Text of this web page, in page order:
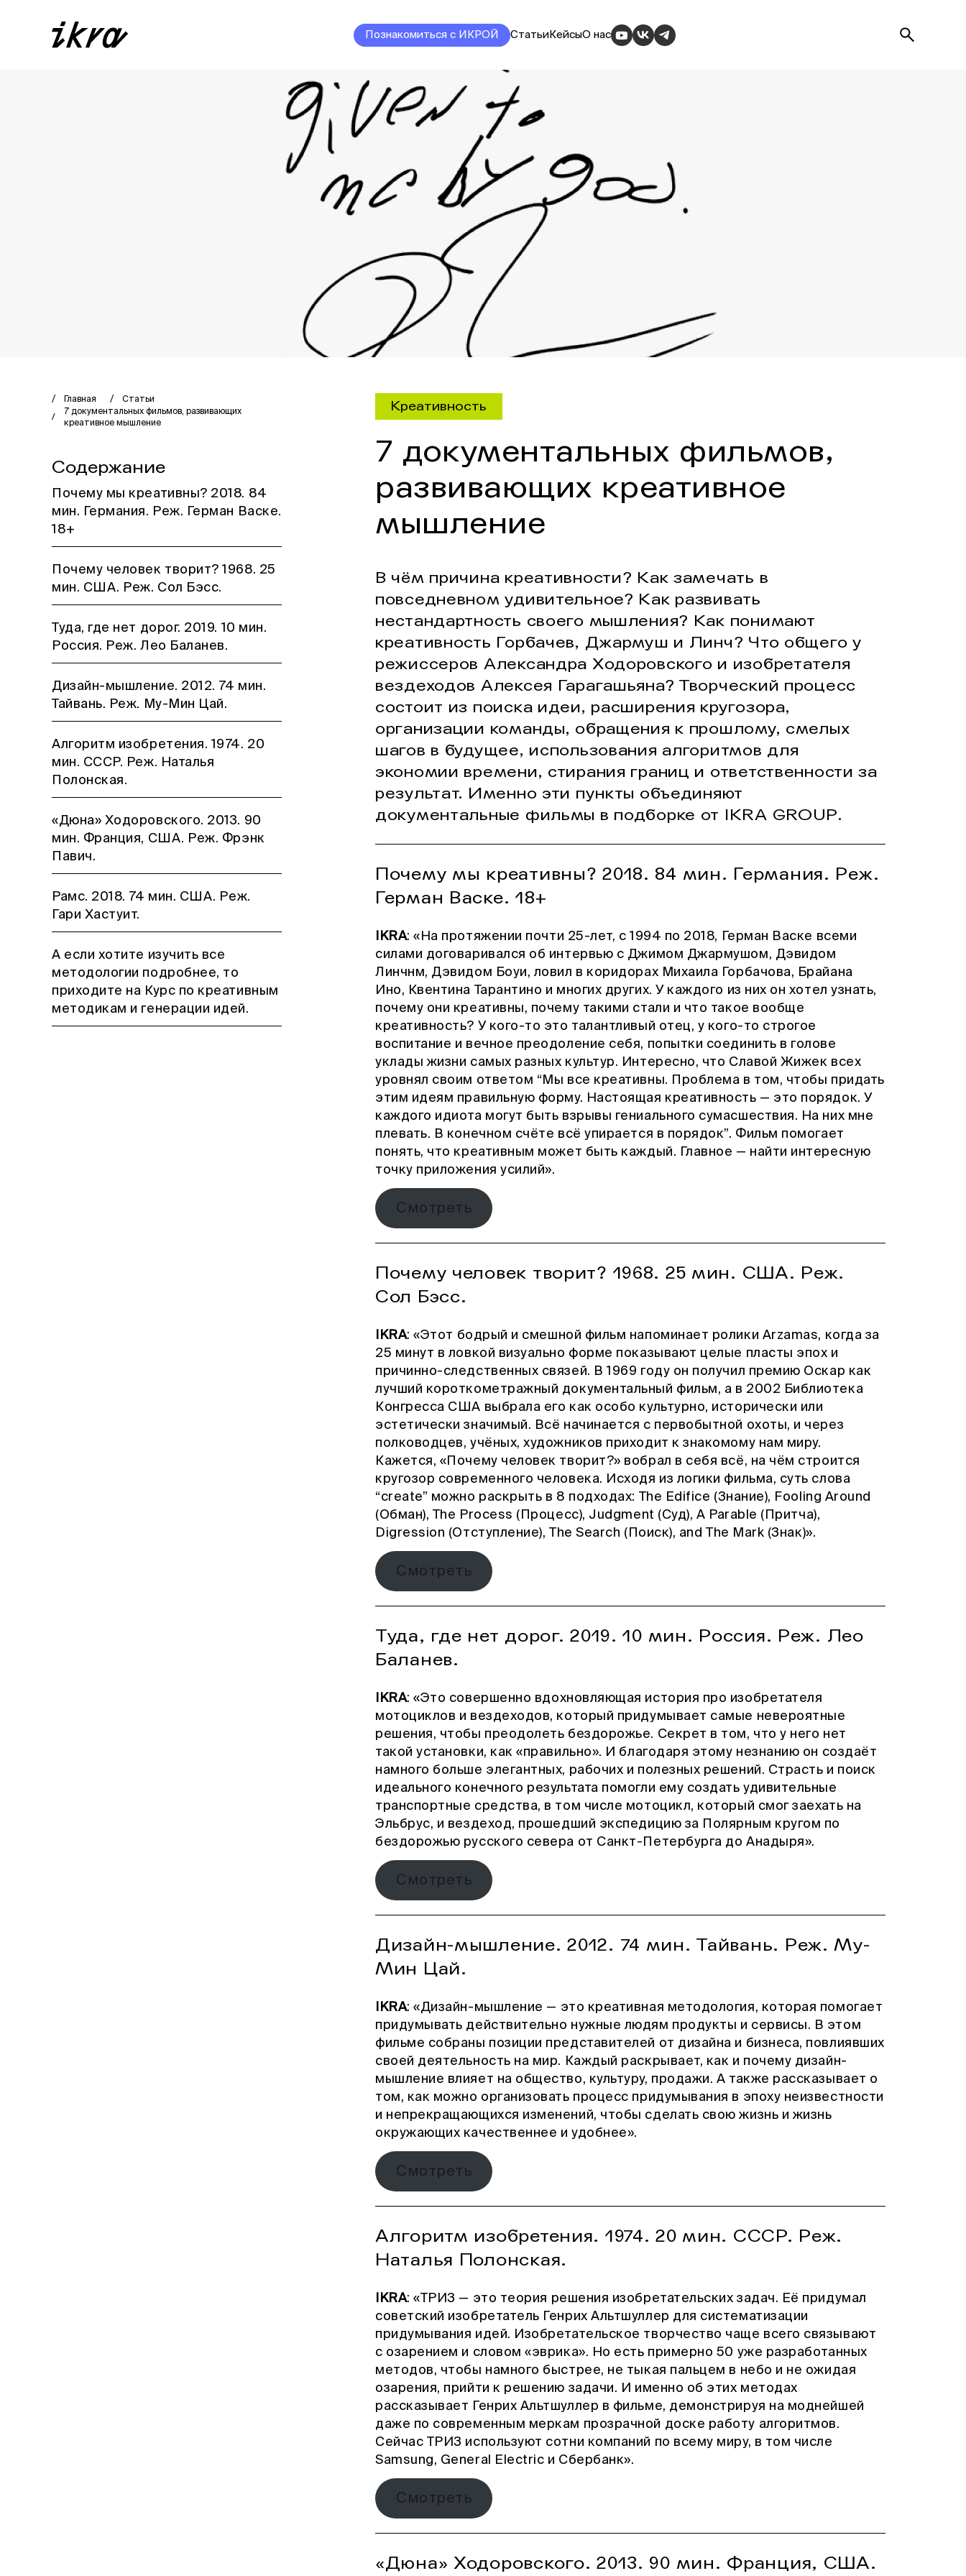
Познакомиться с ИКРОЙ СтатьиКейсыО нас
Главная
Статьи
7 документальных фильмов, развивающих
креативное мышление
Содержание
Почему мы креативны? 2018. 84
мин. Германия. Реж. Герман Васке.
18+
Почему человек творит? 1968. 25
мин. США. Реж. Сол Бэсс.
Туда, где нет дорог. 2019. 10 мин.
Россия. Реж. Лео Баланев.
Дизайн-мышление. 2012. 74 мин.
Тайвань. Реж. Му-Мин Цай.
Алгоритм изобретения. 1974. 20
мин. СССР. Реж. Наталья
Полонская.
«Дюна» Ходоровского. 2013. 90
мин. Франция, США. Реж. Фрэнк
Павич.
Рамс. 2018. 74 мин. США. Реж.
Гари Хастуит.
А если хотите изучить все
методологии подробнее, то
приходите на Курс по креативным
методикам и генерации идей.
Креативность
7 документальных фильмов,
развивающих креативное
мышление
В чём причина креативности? Как замечать в
повседневном удивительное? Как развивать
нестандартность своего мышления? Как понимают
креативность Горбачев, Джармуш и Линч? Что общего у
режиссеров Александра Ходоровского и изобретателя
вездеходов Алексея Гарагашьяна? Творческий процесс
состоит из поиска идеи, расширения кругозора,
организации команды, обращения к прошлому, смелых
шагов в будущее, использования алгоритмов для
экономии времени, стирания границ и ответственности за
результат. Именно эти пункты объединяют
документальные фильмы в подборке от IKRA GROUP.
Почему мы креативны? 2018. 84 мин. Германия. Реж.
Герман Васке. 18+
IKRA: «На протяжении почти 25-лет, с 1994 по 2018, Герман Васке всеми
силами договаривался об интервью с Джимом Джармушом, Дэвидом
Линчнм, Дэвидом Боуи, ловил в коридорах Михаила Горбачова, Брайана
Ино, Квентина Тарантино и многих других. У каждого из них он хотел узнать,
почему они креативны, почему такими стали и что такое вообще
креативность? У кого-то это талантливый отец, у кого-то строгое
воспитание и вечное преодоление себя, попытки соединить в голове
уклады жизни самых разных культур. Интересно, что Славой Жижек всех
уровнял своим ответом “Мы все креативны. Проблема в том, чтобы придать
этим идеям правильную форму. Настоящая креативность — это порядок. У
каждого идиота могут быть взрывы гениального сумасшествия. На них мне
плевать. В конечном счёте всё упирается в порядок”. Фильм помогает
понять, что креативным может быть каждый. Главное — найти интересную
точку приложения усилий».
Смотреть
Почему человек творит? 1968. 25 мин. США. Реж.
Сол Бэсс.
IKRA: «Этот бодрый и смешной фильм напоминает ролики Arzamas, когда за
25 минут в ловкой визуально форме показывают целые пласты эпох и
причинно-следственных связей. В 1969 году он получил премию Оскар как
лучший короткометражный документальный фильм, а в 2002 Библиотека
Конгресса США выбрала его как особо культурно, исторически или
эстетически значимый. Всё начинается с первобытной охоты, и через
полководцев, учёных, художников приходит к знакомому нам миру.
Кажется, «Почему человек творит?» вобрал в себя всё, на чём строится
кругозор современного человека. Исходя из логики фильма, суть слова
“create” можно раскрыть в 8 подходах: The Edifice (Знание), Fooling Around
(Обман), The Process (Процесс), Judgment (Суд), A Parable (Притча),
Digression (Отступление), The Search (Поиск), and The Mark (Знак)».
Смотреть
Туда, где нет дорог. 2019. 10 мин. Россия. Реж. Лео
Баланев.
IKRA: «Это совершенно вдохновляющая история про изобретателя
мотоциклов и вездеходов, который придумывает самые невероятные
решения, чтобы преодолеть бездорожье. Секрет в том, что у него нет
такой установки, как «правильно». И благодаря этому незнанию он создаёт
намного больше элегантных, рабочих и полезных решений. Страсть и поиск
идеального конечного результата помогли ему создать удивительные
транспортные средства, в том числе мотоцикл, который смог заехать на
Эльбрус, и вездеход, прошедший экспедицию за Полярным кругом по
бездорожью русского севера от Санкт-Петербурга до Анадыря».
Смотреть
Дизайн-мышление. 2012. 74 мин. Тайвань. Реж. Му-
Мин Цай.
IKRA: «Дизайн-мышление — это креативная методология, которая помогает
придумывать действительно нужные людям продукты и сервисы. В этом
фильме собраны позиции представителей от дизайна и бизнеса, повлиявших
своей деятельность на мир. Каждый раскрывает, как и почему дизайн-
мышление влияет на общество, культуру, продажи. А также рассказывает о
том, как можно организовать процесс придумывания в эпоху неизвестности
и непрекращающихся изменений, чтобы сделать свою жизнь и жизнь
окружающих качественнее и удобнее».
Смотреть
Алгоритм изобретения. 1974. 20 мин. СССР. Реж.
Наталья Полонская.
IKRA: «ТРИЗ — это теория решения изобретательских задач. Её придумал
советский изобретатель Генрих Альтшуллер для систематизации
придумывания идей. Изобретательское творчество чаще всего связывают
с озарением и словом «эврика». Но есть примерно 50 уже разработанных
методов, чтобы намного быстрее, не тыкая пальцем в небо и не ожидая
озарения, прийти к решению задачи. И именно об этих методах
рассказывает Генрих Альтшуллер в фильме, демонстрируя на моднейшей
даже по современным меркам прозрачной доске работу алгоритмов.
Сейчас ТРИЗ используют сотни компаний по всему миру, в том числе
Samsung, General Electric и Сбербанк».
Смотреть
«Дюна» Ходоровского. 2013. 90 мин. Франция, США.